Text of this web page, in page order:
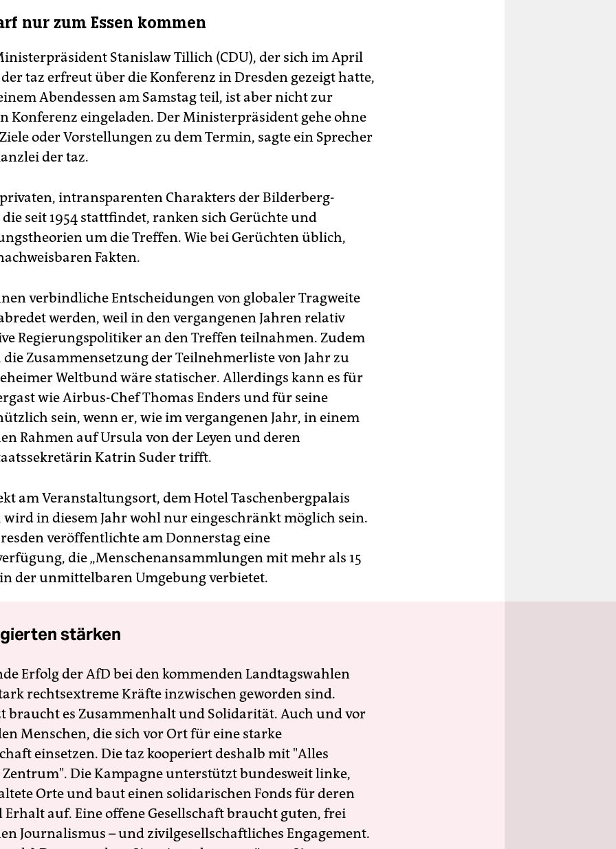
nur zum Essen kommen
Stanislaw Tillich (CDU), der sich im April
taz erfreut über die Konferenz in Dresden gezeigt hatte,
Abendessen am Samstag teil, ist aber nicht zur
Konferenz eingeladen. Der Ministerpräsident gehe ohne
oder Vorstellungen zu dem Termin, sagte ein Sprecher
der taz.
privaten, intransparenten Charakters der Bilderberg-
seit 1954 stattfindet, ranken sich Gerüchte und
um die Treffen. Wie bei Gerüchten üblich,
Fakten.
verbindliche Entscheidungen von globaler Tragweite
werden, weil in den vergangenen Jahren relativ
Regierungspolitiker an den Treffen teilnahmen. Zudem
Zusammensetzung der Teilnehmerliste von Jahr zu
Weltbund wäre statischer. Allerdings kann es für
wie Airbus-Chef Thomas Enders und für seine
sein, wenn er, wie im vergangenen Jahr, in einem
Rahmen auf Ursula von der Leyen und deren
Katrin Suder trifft.
am Veranstaltungsort, dem Hotel Taschenbergpalais
wird in diesem Jahr wohl nur eingeschränkt möglich sein.
veröffentlichte am Donnerstag eine
die „Menschenansammlungen mit mehr als 15
der unmittelbaren Umgebung verbietet.
stärken
Erfolg der AfD bei den kommenden Landtagswahlen
rechtsextreme Kräfte inzwischen geworden sind.
braucht es Zusammenhalt und Solidarität. Auch und vor
Menschen, die sich vor Ort für eine starke
einsetzen. Die taz kooperiert deshalb mit "Alles
Die Kampagne unterstützt bundesweit linke,
Orte und baut einen solidarischen Fonds für deren
Erhalt auf. Eine offene Gesellschaft braucht guten, frei
Journalismus – und zivilgesellschaftliches Engagement.